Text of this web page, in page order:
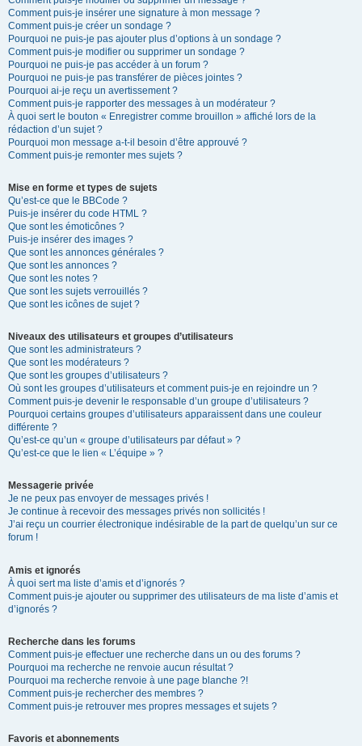
Comment puis-je insérer une signature à mon message ?
Comment puis-je créer un sondage ?
Pourquoi ne puis-je pas ajouter plus d’options à un sondage ?
Comment puis-je modifier ou supprimer un sondage ?
Pourquoi ne puis-je pas accéder à un forum ?
Pourquoi ne puis-je pas transférer de pièces jointes ?
Pourquoi ai-je reçu un avertissement ?
Comment puis-je rapporter des messages à un modérateur ?
À quoi sert le bouton « Enregistrer comme brouillon » affiché lors de la
rédaction d’un sujet ?
Pourquoi mon message a-t-il besoin d’être approuvé ?
Comment puis-je remonter mes sujets ?
Mise en forme et types de sujets
Qu’est-ce que le BBCode ?
Puis-je insérer du code HTML ?
Que sont les émoticônes ?
Puis-je insérer des images ?
Que sont les annonces générales ?
Que sont les annonces ?
Que sont les notes ?
Que sont les sujets verrouillés ?
Que sont les icônes de sujet ?
Niveaux des utilisateurs et groupes d’utilisateurs
Que sont les administrateurs ?
Que sont les modérateurs ?
Que sont les groupes d’utilisateurs ?
Où sont les groupes d’utilisateurs et comment puis-je en rejoindre un ?
Comment puis-je devenir le responsable d’un groupe d’utilisateurs ?
Pourquoi certains groupes d’utilisateurs apparaissent dans une couleur
différente ?
Qu’est-ce qu’un « groupe d’utilisateurs par défaut » ?
Qu’est-ce que le lien « L’équipe » ?
Messagerie privée
Je ne peux pas envoyer de messages privés !
Je continue à recevoir des messages privés non sollicités !
J’ai reçu un courrier électronique indésirable de la part de quelqu’un sur ce
forum !
Amis et ignorés
À quoi sert ma liste d’amis et d’ignorés ?
Comment puis-je ajouter ou supprimer des utilisateurs de ma liste d’amis et
d’ignorés ?
Recherche dans les forums
Comment puis-je effectuer une recherche dans un ou des forums ?
Pourquoi ma recherche ne renvoie aucun résultat ?
Pourquoi ma recherche renvoie à une page blanche ?!
Comment puis-je rechercher des membres ?
Comment puis-je retrouver mes propres messages et sujets ?
Favoris et abonnements